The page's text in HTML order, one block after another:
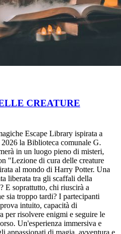
CREATURE
Escape Library ispirata a
la Biblioteca comunale G.
in un luogo pieno di misteri,
"Lezione di cura delle creature
al mondo di Harry Potter. Una
liberata tra gli scaffali della
E soprattutto, chi riuscirà a
sia troppo tardi? I partecipanti
intuito, capacità di
per risolvere enigmi e seguire le
Un'esperienza immersiva e